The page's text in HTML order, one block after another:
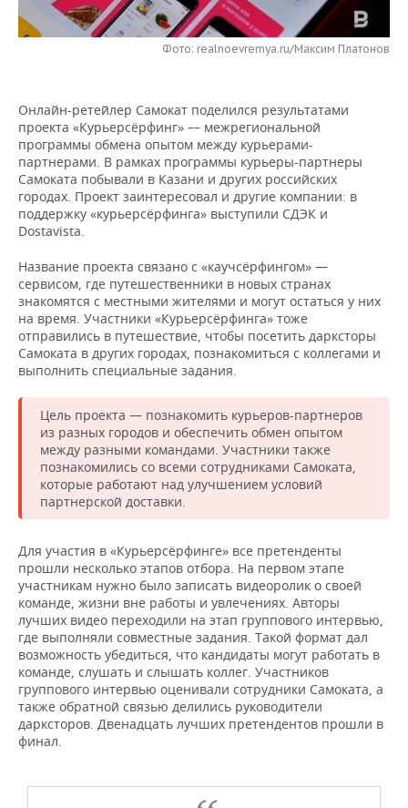
НЕФТЕХИМИЯ
ЭНЕРГЕТИКА
РОЗНИЧНАЯ ТОРГОВЛЯ
УСЛУГИ
НОВОСТИ ТЕХНОЛОГИЙ
МЕДИА
ТЕЛЕКОММУНИКАЦИИ
МЕРОПРИЯТИЯ
ВЫЕЗДНАЯ РЕДАКЦИЯ
БИЗНЕС-БРАНЧИ
ONLINE-КОНФЕРЕНЦИИ
НОВОСТИ СПОРТА
ФУТБОЛ
ХОККЕЙ
ВОЛЕЙБОЛ
КИБЕРСПОРТ
ФИГУРНОЕ КАТАНИЕ
ВОДНЫЕ ВИДЫ СПОРТА
ХОККЕЙ С МЯЧОМ
ОБЩЕСТВО
НОВОСТИ ОБЩЕСТВА
ВЛАСТЬ
ИСТОРИЯ
КУЛЬТУРА
МЕДИЦИНА
ОБРАЗОВАНИЕ
ПРОИСШЕСТВИЯ
ФОТОГАЛЕРЕЯ
СЮЖЕТЫ
СПИСОК ПЕРСОН
СПИСОК КОМПАНИЙ
ПОЛНАЯ ВЕРСИЯ
Фото: realnoevremya.ru/Максим Платонов
Онлайн-ретейлер Самокат поделился результатами
проекта «Курьерсёрфинг» –– межрегиональной
программы обмена опытом между курьерами-
партнерами. В рамках программы курьеры-партнеры
Самоката побывали в Казани и других российских
городах. Проект заинтересовал и другие компании: в
поддержку «курьерсёрфинга» выступили СДЭК и
Dostavista.
Название проекта связано с «каучсёрфингом» —
сервисом, где путешественники в новых странах
знакомятся с местными жителями и могут остаться у них
на время. Участники «Курьерсёрфинга» тоже
отправились в путешествие, чтобы посетить дарксторы
Самоката в других городах, познакомиться с коллегами и
выполнить специальные задания.
Цель проекта — познакомить курьеров-партнеров
из разных городов и обеспечить обмен опытом
между разными командами. Участники также
познакомились со всеми сотрудниками Самоката,
которые работают над улучшением условий
партнерской доставки.
Для участия в «Курьерсёрфинге» все претенденты
прошли несколько этапов отбора. На первом этапе
участникам нужно было записать видеоролик о своей
команде, жизни вне работы и увлечениях. Авторы
лучших видео переходили на этап группового интервью,
где выполняли совместные задания. Такой формат дал
возможность убедиться, что кандидаты могут работать в
команде, слушать и слышать коллег. Участников
группового интервью оценивали сотрудники Самоката, а
также обратной связью делились руководители
дарксторов. Двенадцать лучших претендентов прошли в
финал.